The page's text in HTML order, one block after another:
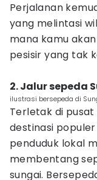
Perjalanan
yang melintasi
mana kamu
pesisir yang tak
2. Jalur sepeda
ilustrasi bersepeda di
Terletak di pusat
destinasi
penduduk lokal
membentang
sungai.